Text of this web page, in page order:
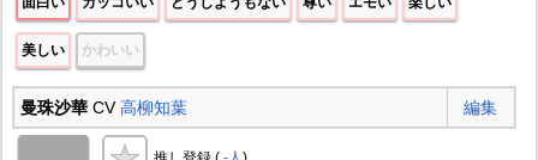
美しい かわいい
曼珠沙華CV高柳知葉 編集